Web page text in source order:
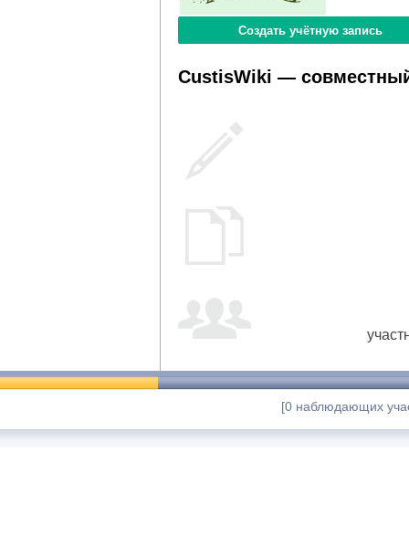
CustisWiki —
[0 наблюдающих